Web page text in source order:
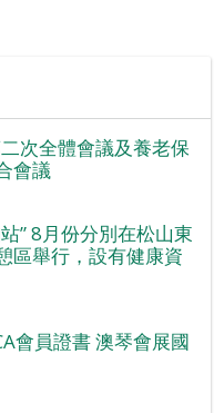
次全體會議及養老保
會議
” 8月份分別在松山東
區舉行，設有健康資
會員證書 澳琴會展國